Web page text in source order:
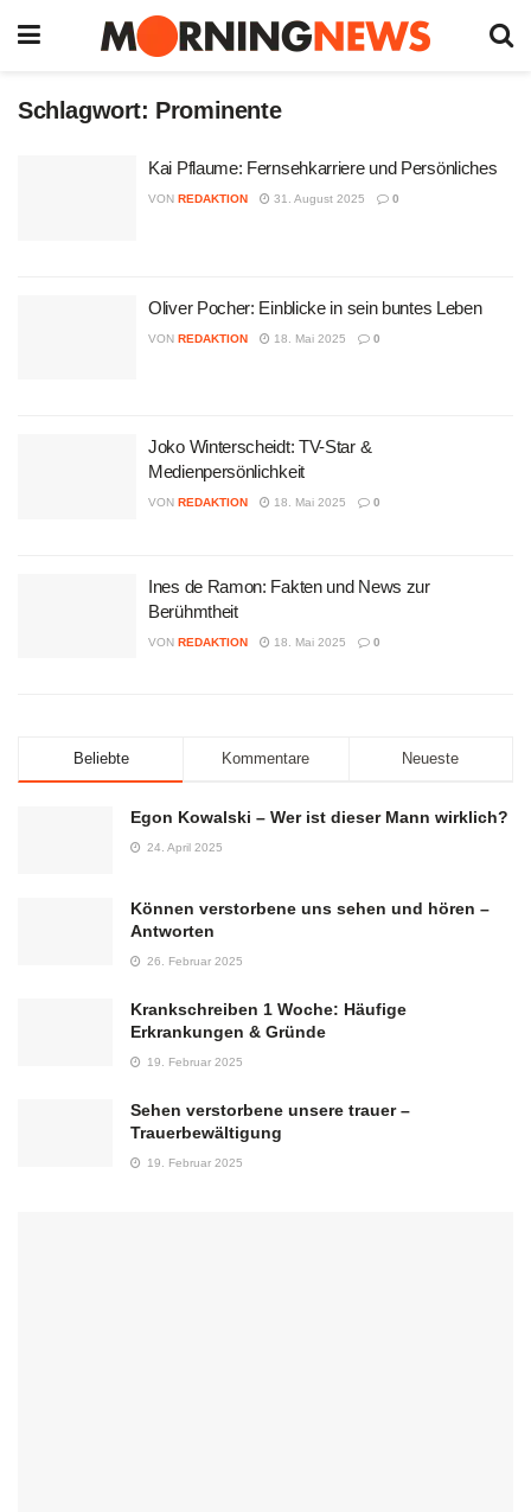
Schlagwort: Prominente
Kai Pflaume: Fernsehkarriere und Persönliches
VON REDAKTION 31. August 2025 0
Oliver Pocher: Einblicke in sein buntes Leben
VON REDAKTION 18. Mai 2025 0
Joko Winterscheidt: TV-Star &
Medienpersönlichkeit
VON REDAKTION 18. Mai 2025 0
Ines de Ramon: Fakten und News zur
Berühmtheit
VON REDAKTION 18. Mai 2025 0
Beliebte Kommentare Neueste
Egon Kowalski – Wer ist dieser Mann wirklich?
24. April 2025
Können verstorbene uns sehen und hören –
Antworten
26. Februar 2025
Krankschreiben 1 Woche: Häufige
Erkrankungen & Gründe
19. Februar 2025
Sehen verstorbene unsere trauer –
Trauerbewältigung
19. Februar 2025